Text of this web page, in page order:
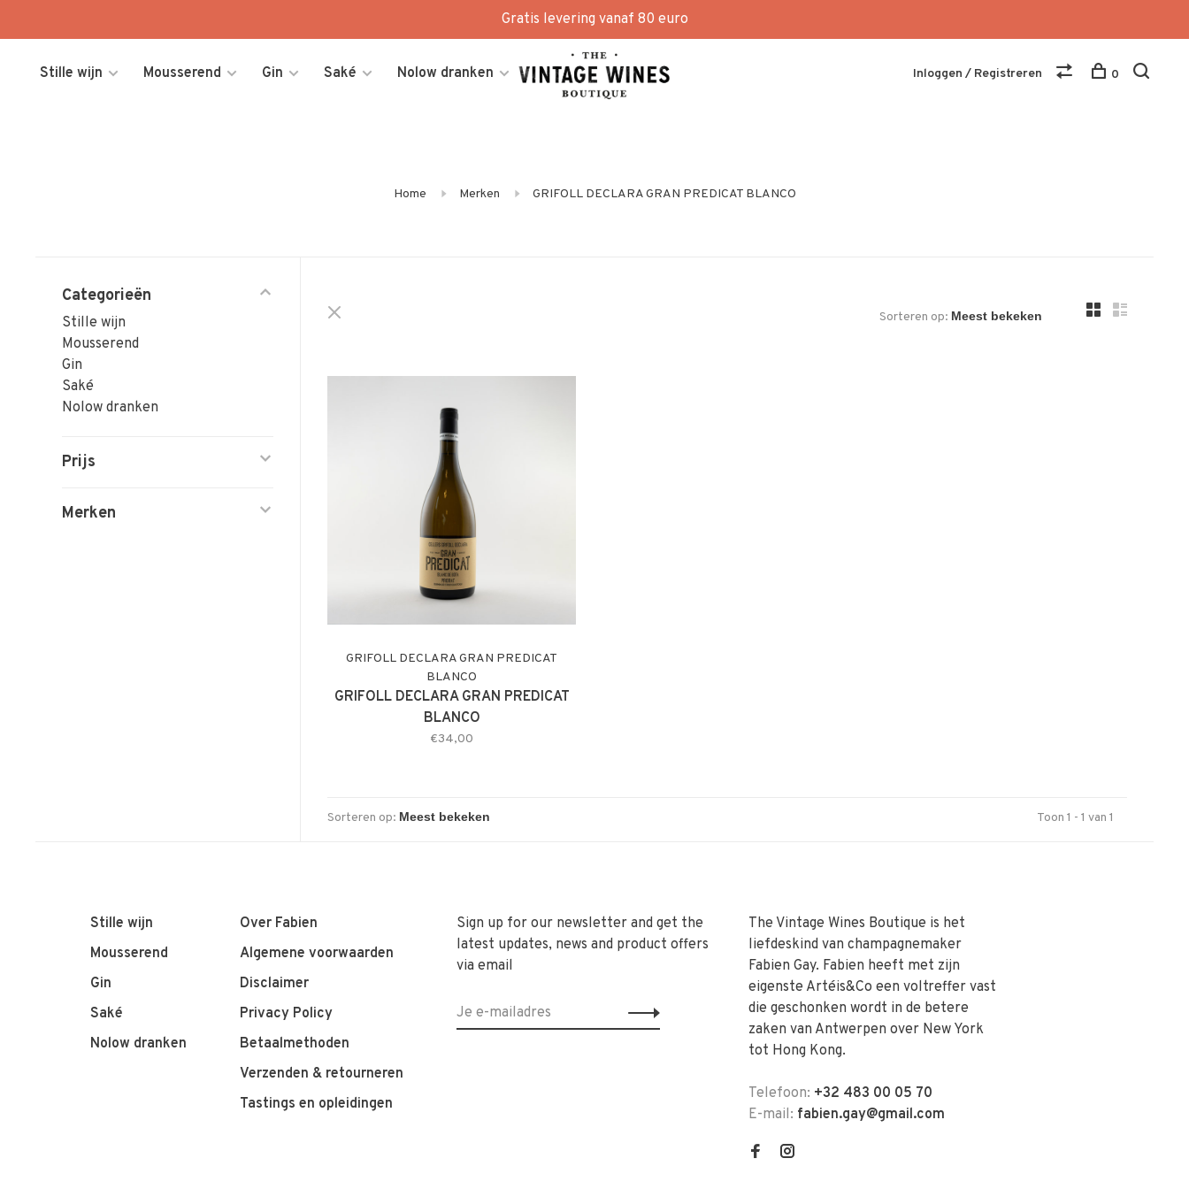
Gratis levering vanaf 80 euro
Stille wijn Mousserend Gin Saké Nolow dranken Inloggen / Registreren 0
Home Merken GRIFOLL DECLARA GRAN PREDICAT BLANCO
Categorieën
Stille wijn
Mousserend
Gin
Saké
Nolow dranken
Prijs
Merken
Sorteren op:
GRIFOLL DECLARA GRAN PREDICAT
BLANCO
GRIFOLL DECLARA GRAN PREDICAT
BLANCO
€34,00
Sorteren op: Toon 1 - 1 van 1
Stille wijn
Mousserend
Gin
Saké
Nolow dranken
Over Fabien
Algemene voorwaarden
Disclaimer
Privacy Policy
Betaalmethoden
Verzenden & retourneren
Tastings en opleidingen
Sign up for our newsletter and get the
latest updates, news and product offers
via email
The Vintage Wines Boutique is het
liefdeskind van champagnemaker
Fabien Gay. Fabien heeft met zijn
eigenste Artéis&Co een voltreffer vast
die geschonken wordt in de betere
zaken van Antwerpen over New York
tot Hong Kong.
Telefoon: +32 483 00 05 70
E-mail: fabien.gay@gmail.com